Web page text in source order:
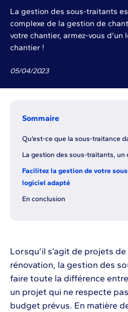
La gestion des sous-traitants
complexe de la gestion de
votre chantier, armez-vous d'un
chantier !
05/04/2023
Sommaire
Qu’est-ce que la sous-traitance
La gestion des sous-traitants, un
Facilitez la gestion de votre
logiciel adapté
En conclusion
Lorsqu’il s’agit de projets de
rénovation, la gestion des
faire toute la différence
un projet qui ne respecte
budget prévus. En matière